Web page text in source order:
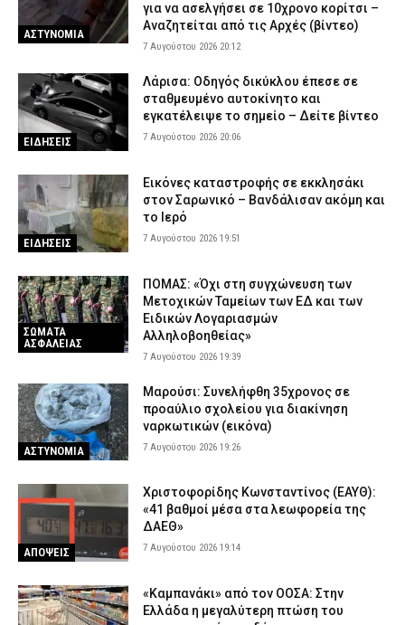
ΑΣΤΥΝΟΜΙΑ
για να ασελγήσει σε 10χρονο κορίτσι –
Αναζητείται από τις Αρχές (βίντεο)
7 Αυγούστου 2026 20:12
ΕΙΔΗΣΕΙΣ
Λάρισα: Οδηγός δικύκλου έπεσε σε
σταθμευμένο αυτοκίνητο και
εγκατέλειψε το σημείο – Δείτε βίντεο
7 Αυγούστου 2026 20:06
ΕΙΔΗΣΕΙΣ
Εικόνες καταστροφής σε εκκλησάκι
στον Σαρωνικό – Βανδάλισαν ακόμη και
το Ιερό
7 Αυγούστου 2026 19:51
ΣΩΜΑΤΑ
ΑΣΦΑΛΕΙΑΣ
ΠΟΜΑΣ: «Όχι στη συγχώνευση των
Μετοχικών Ταμείων των ΕΔ και των
Ειδικών Λογαριασμών
Αλληλοβοηθείας»
7 Αυγούστου 2026 19:39
ΑΣΤΥΝΟΜΙΑ
Μαρούσι: Συνελήφθη 35χρονος σε
προαύλιο σχολείου για διακίνηση
ναρκωτικών (εικόνα)
7 Αυγούστου 2026 19:26
ΑΠΟΨΕΙΣ
Χριστοφορίδης Κωνσταντίνος (ΕΑΥΘ):
«41 βαθμοί μέσα στα λεωφορεία της
ΔΑΕΘ»
7 Αυγούστου 2026 19:14
«Καμπανάκι» από τον ΟΟΣΑ: Στην
Ελλάδα η μεγαλύτερη πτώση του